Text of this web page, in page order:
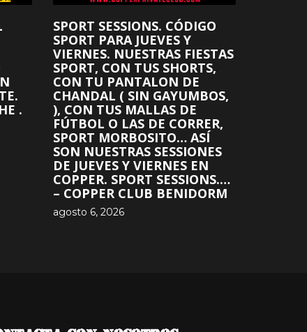
.
SPORT SESSIONS. CÓDIGO
SPORT PARA JUEVES Y
VIERNES. NUESTRAS FIESTAS
SPORT, CON TUS SHORTS,
CON TU PANTALON DE
CHANDAL ( SIN GAYUMBOS,
), CON TUS MALLAS DE
FÚTBOL O LAS DE CORRER,
SPORT MORBOSITO… ASÍ
SON NUESTRAS SESSIONES
DE JUEVES Y VIERNES EN
COPPER. SPORT SESSIONS.…
– COPPER CLUB BENIDORM
agosto 6, 2026